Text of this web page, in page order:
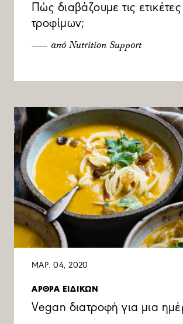
Πώς διαβάζουμε τις ετικέτες
τροφίμων;
από Nutrition Support
ΜΑΡ. 04, 2020
ΑΡΘΡΑ ΕΙΔΙΚΩΝ
Vegan διατροφή για μια